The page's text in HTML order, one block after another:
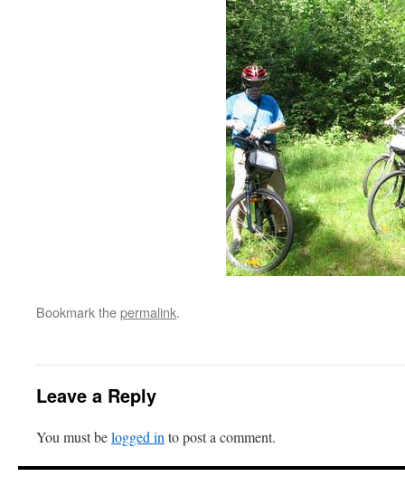
Bookmark thepermalink.
Leave a Reply
You must belogged in to post a comment.